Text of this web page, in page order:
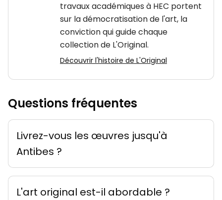
travaux académiques à HEC portent
sur la démocratisation de l'art, la
conviction qui guide chaque
collection de L'Original.
Découvrir l'histoire de L'Original
Questions fréquentes
Livrez-vous les œuvres jusqu'à
Antibes ?
L'art original est-il abordable ?